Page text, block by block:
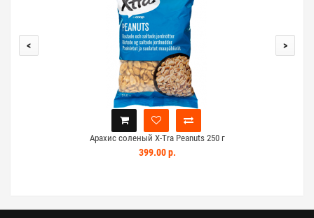
Арахис соленый X-Tra Peanuts 250 г
399.00 р.
< >